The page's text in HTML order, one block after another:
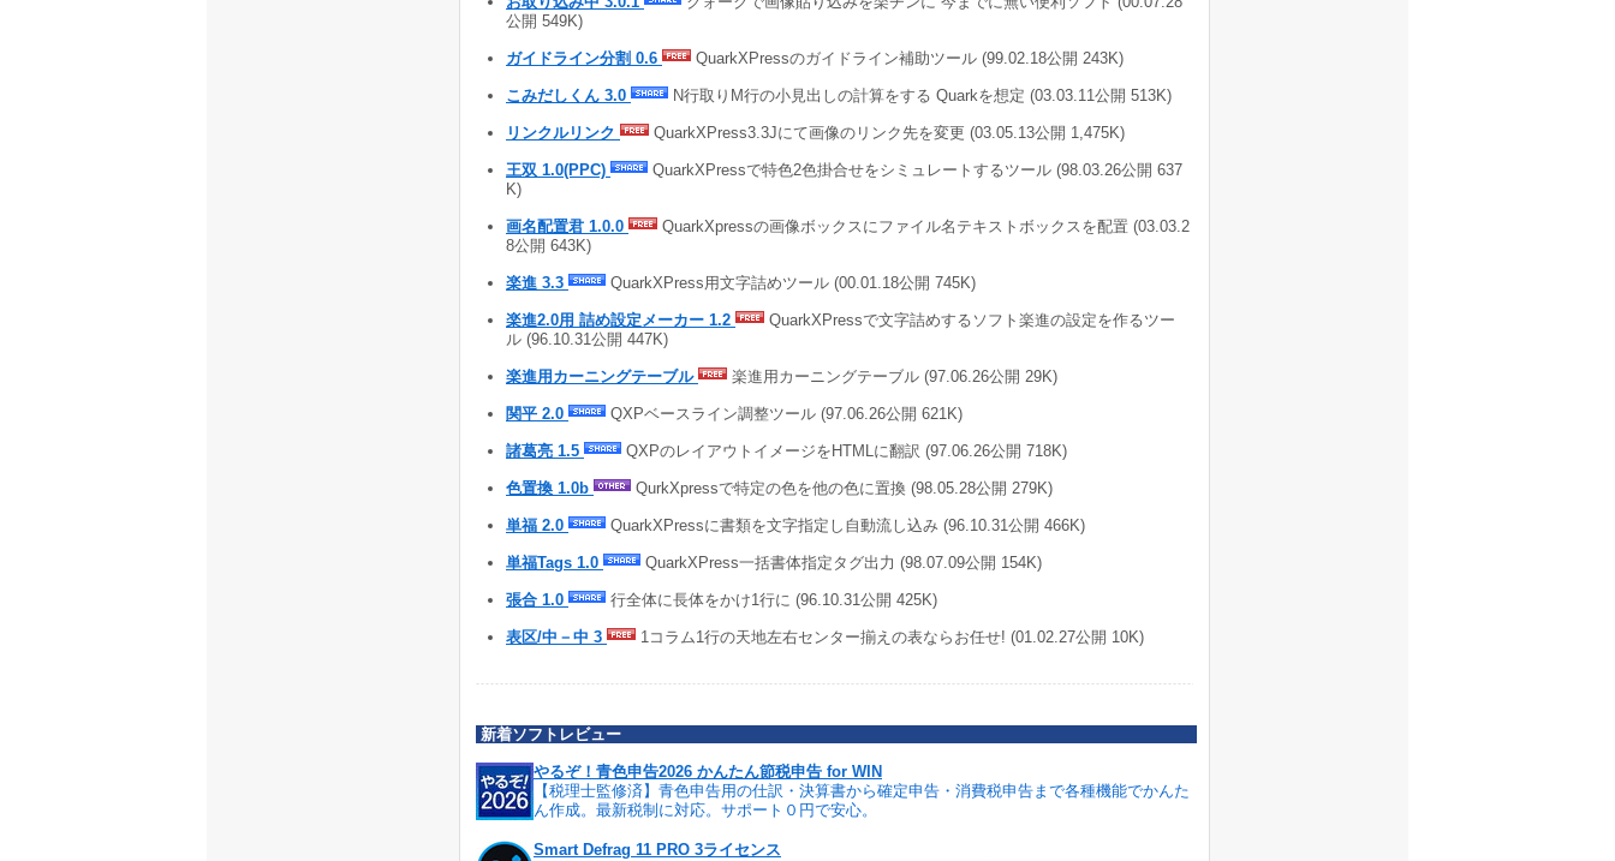
公開 549K)
ガイドライン分割 0.6 QuarkXPressのガイドライン補助ツール (99.02.18公開 243K)
こみだしくん 3.0 N行取りM行の小見出しの計算をする Quarkを想定 (03.03.11公開 513K)
リンクルリンク QuarkXPress3.3Jにて画像のリンク先を変更 (03.05.13公開 1,475K)
王双 1.0(PPC)
QuarkXPressで特色2色掛合せをシミュレートするツール (98.03.26公開 637
K)
画名配置君 1.0.0
QuarkXpressの画像ボックスにファイル名テキストボックスを配置 (03.03.2
8公開 643K)
楽進 3.3 QuarkXPress用文字詰めツール (00.01.18公開 745K)
楽進2.0用 詰め設定メーカー 1.2
QuarkXPressで文字詰めするソフト楽進の設定を作るツー
ル (96.10.31公開 447K)
楽進用カーニングテーブル 楽進用カーニングテーブル (97.06.26公開 29K)
関平 2.0 QXPベースライン調整ツール (97.06.26公開 621K)
諸葛亮 1.5 QXPのレイアウトイメージをHTMLに翻訳 (97.06.26公開 718K)
色置換 1.0b QurkXpressで特定の色を他の色に置換 (98.05.28公開 279K)
単福 2.0 QuarkXPressに書類を文字指定し自動流し込み (96.10.31公開 466K)
単福Tags 1.0 QuarkXPress一括書体指定タグ出力 (98.07.09公開 154K)
張合 1.0 行全体に長体をかけ1行に (96.10.31公開 425K)
表区/中－中 3 1コラム1行の天地左右センター揃えの表ならお任せ! (01.02.27公開 10K)
新着ソフトレビュー
やるぞ！青色申告2026 かんたん節税申告 for WIN
【税理士監修済】青色申告用の仕訳・決算書から確定申告・消費税申告まで各種機能でかんた
ん作成。最新税制に対応。サポート０円で安心。
Smart Defrag 11 PRO 3ライセンス